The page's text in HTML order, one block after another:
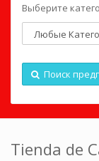
Выберите
Поиск
Tienda de